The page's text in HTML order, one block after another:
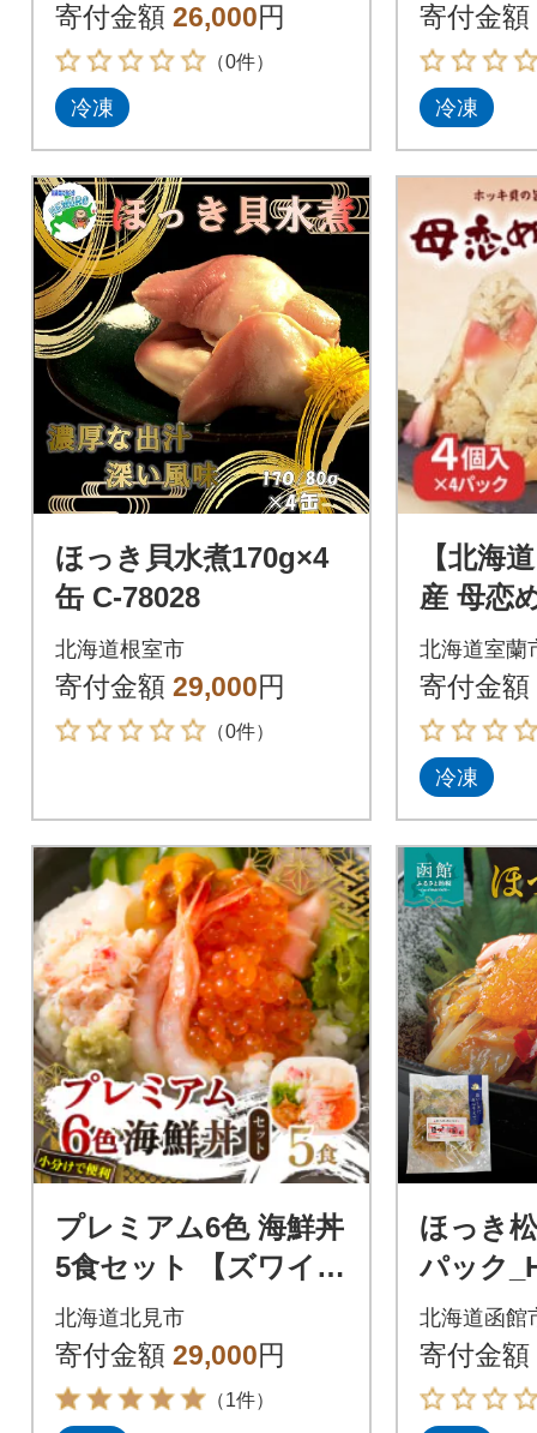
にぎり(冷凍)5個入り×
2パック
寄付金額 26,000円
（0件）
冷凍
にぎり(
4パック
寄付金額
冷凍
ほっき貝水煮170g×4
缶 C-78028
北海道根室市
寄付金額 29,000円
（0件）
【北海
産 母恋
の炊き
にぎり(
4パック
北海道室蘭
寄付金額
冷凍
プレミアム6色 海鮮丼
5食セット 【ズワイガ
ニ、ウニ、いくら、
ホタテ、エビ、ホッ
キ】北見市加工
北海道北見市
寄付金額 29,000円
（1件）
ほっき
パック
北海道函館
寄付金額